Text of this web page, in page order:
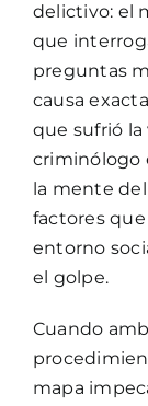
delictivo: el
que
preguntas
causa
que sufrió la
criminólogo
la mente
factores que
entorno
el golpe.
Cuando
mapa